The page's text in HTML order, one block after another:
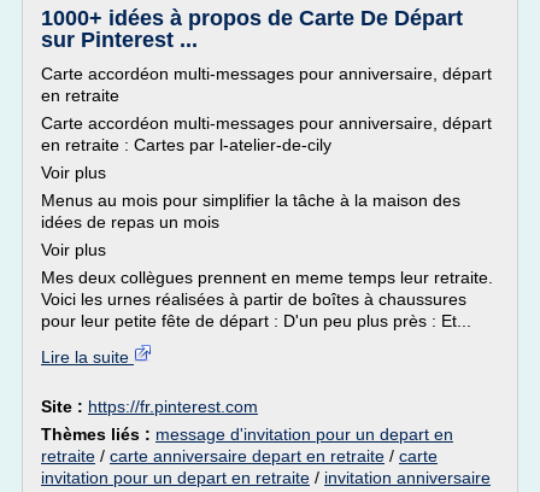
1000+ idées à propos de Carte De Départ
sur Pinterest ...
Carte accordéon multi-messages pour anniversaire, départ
en retraite
Carte accordéon multi-messages pour anniversaire, départ
en retraite : Cartes par l-atelier-de-cily
Voir plus
Menus au mois pour simplifier la tâche à la maison des
idées de repas un mois
Voir plus
Mes deux collègues prennent en meme temps leur retraite.
Voici les urnes réalisées à partir de boîtes à chaussures
pour leur petite fête de départ : D'un peu plus près : Et...
Lire la suite
Site : https://fr.pinterest.com
Thèmes liés : message d'invitation pour un depart en
retraite / carte anniversaire depart en retraite / carte
invitation pour un depart en retraite / invitation anniversaire